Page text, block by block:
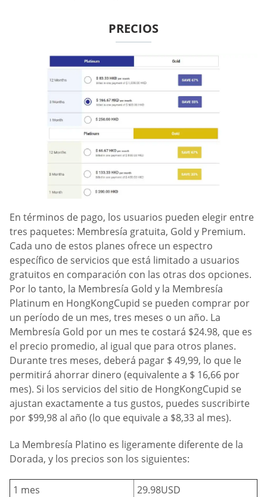
PRECIOS
En términos de pago, los usuarios pueden elegir entre
tres paquetes: Membresía gratuita, Gold y Premium.
Cada uno de estos planes ofrece un espectro
específico de servicios que está limitado a usuarios
gratuitos en comparación con las otras dos opciones.
Por lo tanto, la Membresía Gold y la Membresía
Platinum en HongKongCupid se pueden comprar por
un período de un mes, tres meses o un año. La
Membresía Gold por un mes te costará $24.98, que es
el precio promedio, al igual que para otros planes.
Durante tres meses, deberá pagar $ 49,99, lo que le
permitirá ahorrar dinero (equivalente a $ 16,66 por
mes). Si los servicios del sitio de HongKongCupid se
ajustan exactamente a tus gustos, puedes suscribirte
por $99,98 al año (lo que equivale a $8,33 al mes).
La Membresía Platino es ligeramente diferente de la
Dorada, y los precios son los siguientes:
1 mes
29.98USD